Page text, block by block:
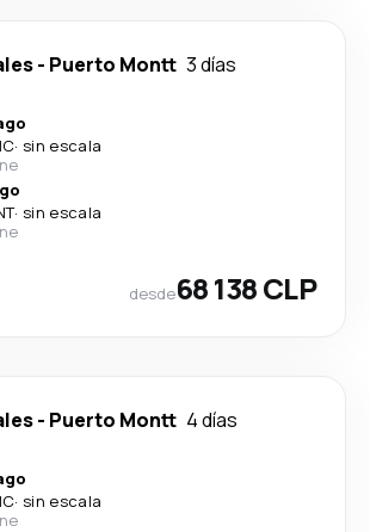
- Puerto Montt 3 días
· sin escala
· sin escala
desde68 138 CLP
- Puerto Montt 4 días
· sin escala